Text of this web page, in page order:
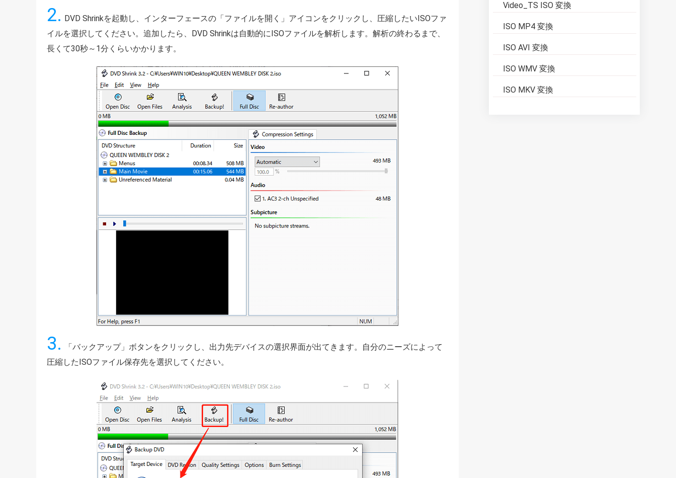
2. DVD Shrinkを起動し、インターフェースの「ファイルを開く」アイコンをクリックし、圧縮したいISOファ
イルを選択してください。追加したら、DVD Shrinkは自動的にISOファイルを解析します。解析の終わるまで、
長くて30秒～1分くらいかかります。
3.
「バックアップ」ボタンをクリックし、出力先デバイスの選択界面が出てきます。自分のニーズによって
圧縮したISOファイル保存先を選択してください。
Video_TS ISO 変換
ISO MP4 変換
ISO AVI 変換
ISO WMV 変換
ISO MKV 変換